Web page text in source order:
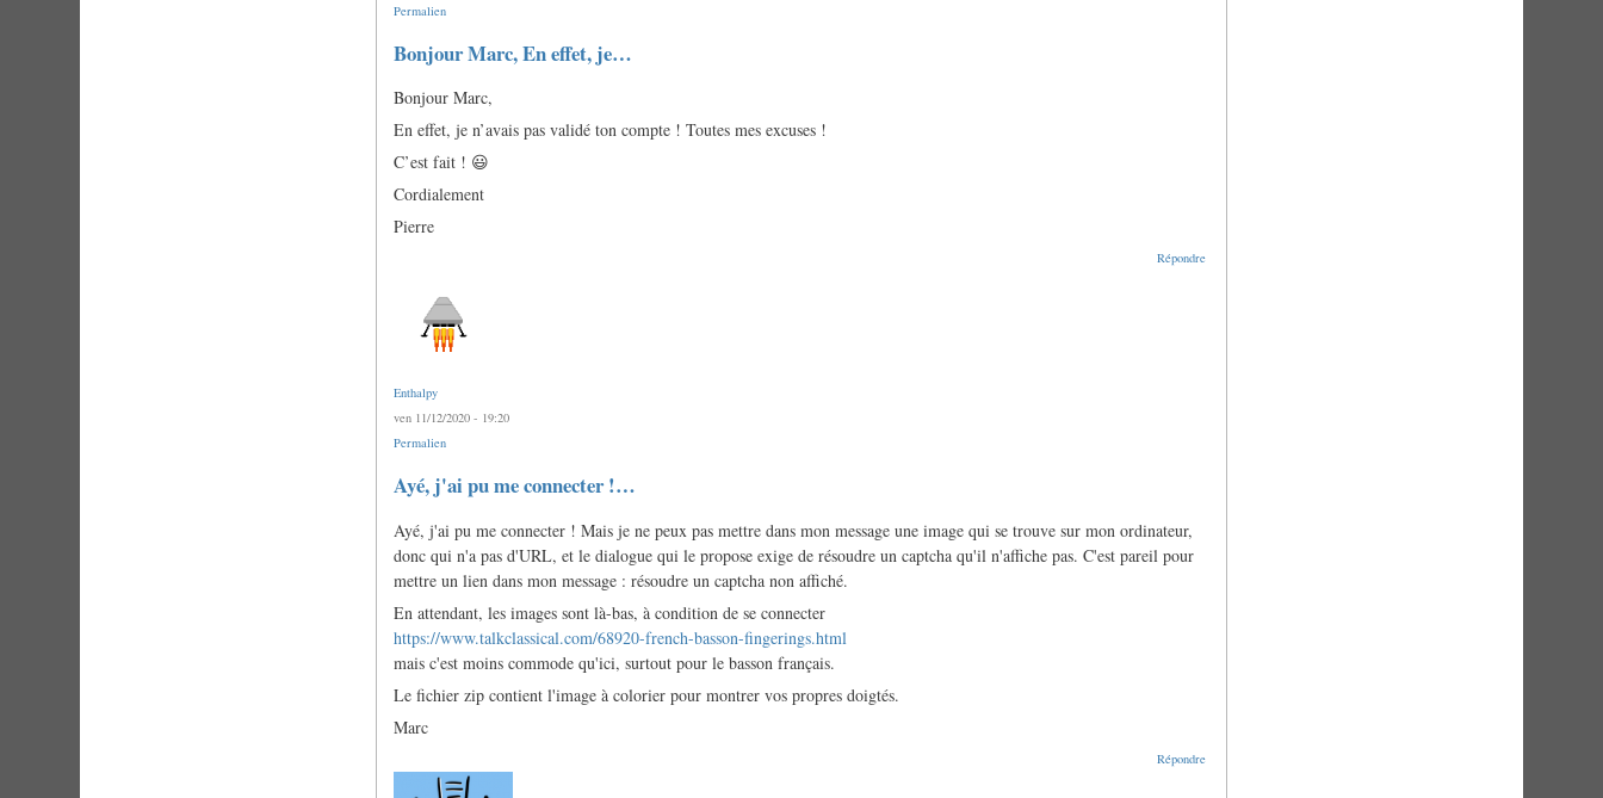
Permalien
En
réponse
Ô
j'aimerais
me…
par
Anonyme
(non
Bonjour Marc, En effet, je…
Bonjour Marc,
En effet, je n’avais pas validé ton compte ! Toutes mes excuses !
C’est fait ! 😃
Cordialement
Pierre
Répondre
Enthalpy
ven 11/12/2020 - 19:20
Permalien
Ayé, j'ai pu me connecter !…
Ayé, j'ai pu me connecter ! Mais je ne peux pas mettre dans mon message une image qui se trouve sur mon ordinateur,
donc qui n'a pas d'URL, et le dialogue qui le propose exige de résoudre un captcha qu'il n'affiche pas. C'est pareil pour
mettre un lien dans mon message : résoudre un captcha non affiché.
En attendant, les images sont là-bas, à condition de se connecter
https://www.talkclassical.com/68920-french-basson-fingerings.html
mais c'est moins commode qu'ici, surtout pour le basson français.
Le fichier zip contient l'image à colorier pour montrer vos propres doigtés.
Marc
Répondre